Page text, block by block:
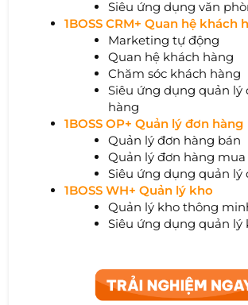
Siêu ứng dụng văn
1BOSS CRM+ Quan hệ khách
Marketing tự động
Quan hệ khách hàng
Chăm sóc khách hàng
Siêu ứng dụng quản lý
hàng
1BOSS OP+ Quản lý đơn hàng
Quản lý đơn hàng bán
Quản lý đơn hàng mua
Siêu ứng dụng quản lý
1BOSS WH+ Quản lý kho
Quản lý kho thông
Siêu ứng dụng quản lý